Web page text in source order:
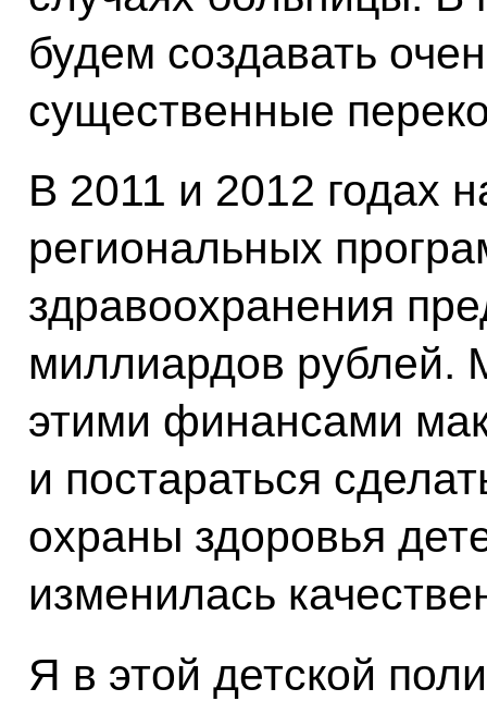
будем создавать
существенные
В 2011 и 2012 годах
региональных
здравоохранения
миллиардов рублей.
этими финансами
и постараться
охраны здоровья
изменилась
Я в этой детской